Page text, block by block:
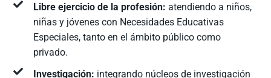
Libre ejercicio de la profesión: atendiendo a niños,
niñas y jóvenes con Necesidades Educativas
Especiales, tanto en el ámbito público como
privado.
Investigación: integrando núcleos de investigación